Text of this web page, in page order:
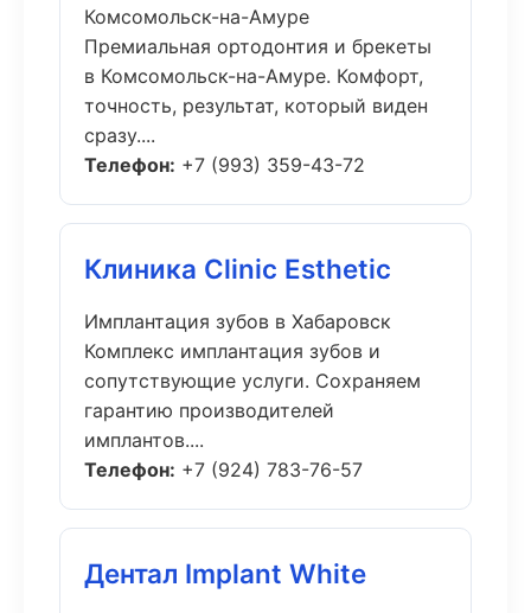
Комсомольск-на-Амуре
Премиальная ортодонтия и брекеты
в Комсомольск-на-Амуре. Комфорт,
точность, результат, который виден
сразу....
Телефон: +7 (993) 359-43-72
Клиника Clinic Esthetic
Имплантация зубов в Хабаровск
Комплекс имплантация зубов и
сопутствующие услуги. Сохраняем
гарантию производителей
имплантов....
Телефон: +7 (924) 783-76-57
Дентал Implant White